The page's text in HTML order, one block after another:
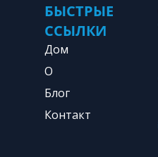
БЫСТРЫЕ
ССЫЛКИ
Дом
О
Блог
Контакт